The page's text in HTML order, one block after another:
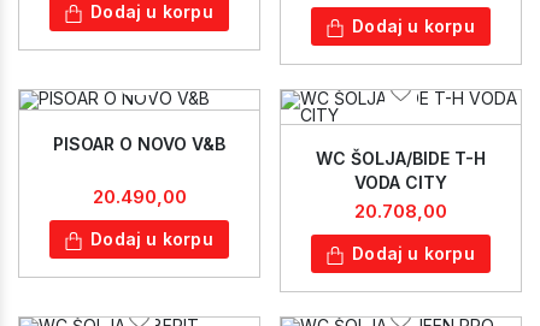
Dodaj u korpu
Dodaj u korpu
PISOAR O NOVO V&B
20.490,00
Dodaj u korpu
WC ŠOLJA/BIDE T-H
VODA CITY
20.708,00
Dodaj u korpu